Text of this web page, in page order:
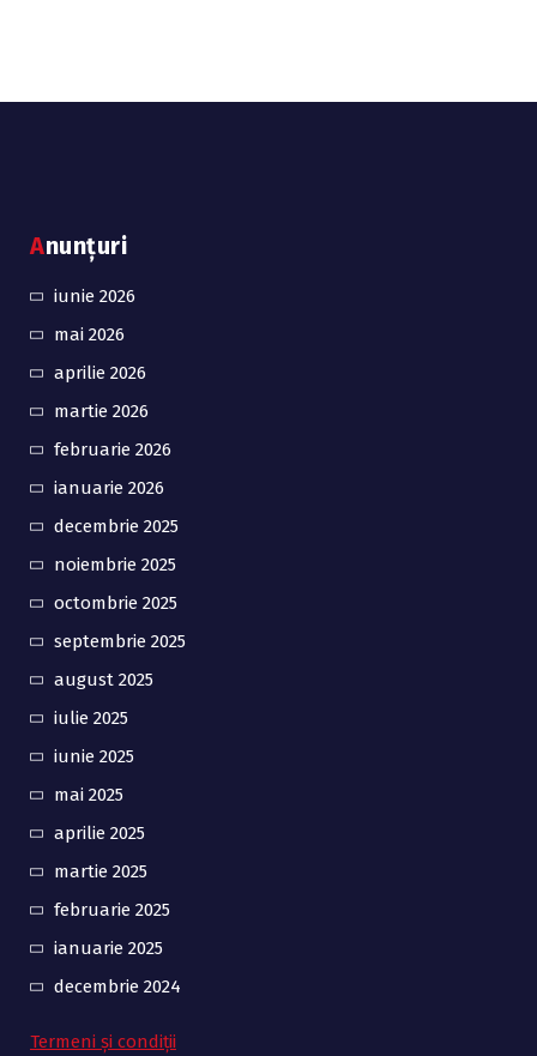
Anunțuri
iunie 2026
mai 2026
aprilie 2026
martie 2026
februarie 2026
ianuarie 2026
decembrie 2025
noiembrie 2025
octombrie 2025
septembrie 2025
august 2025
iulie 2025
iunie 2025
mai 2025
aprilie 2025
martie 2025
februarie 2025
ianuarie 2025
decembrie 2024
Termeni și condiții